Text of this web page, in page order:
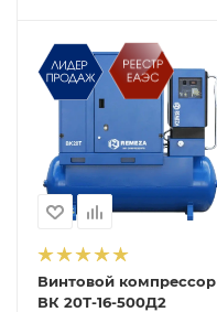
Винтовой компрессор
ВК 20Т-16-500Д2